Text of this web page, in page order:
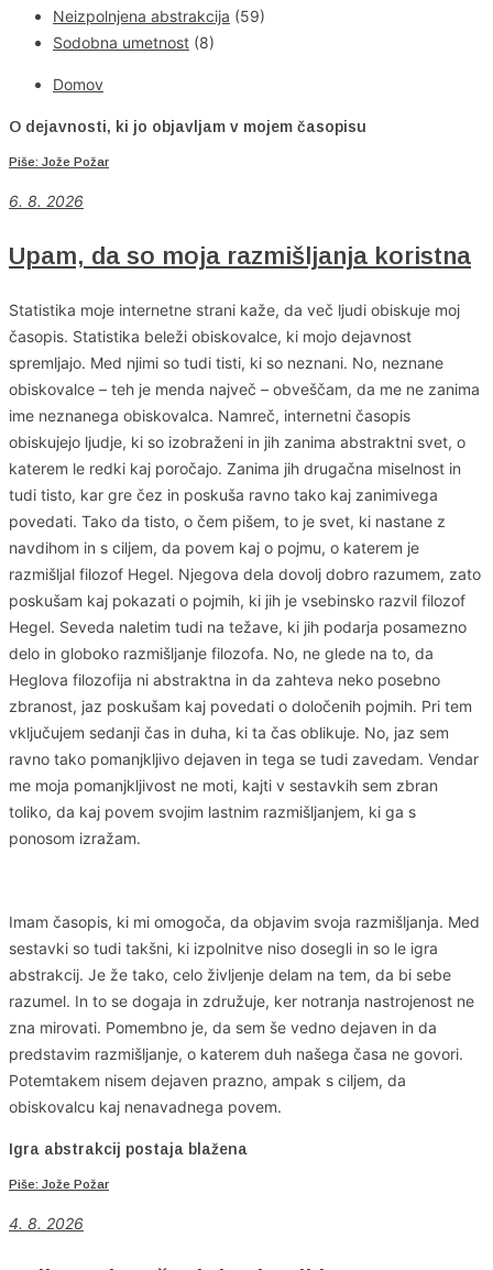
Neizpolnjena abstrakcija (59)
Sodobna umetnost (8)
Domov
O dejavnosti, ki jo objavljam v mojem časopisu
Piše: Jože Požar
6. 8. 2026
Upam, da so moja razmišljanja koristna
Statistika moje internetne strani kaže, da več ljudi obiskuje moj
časopis. Statistika beleži obiskovalce, ki mojo dejavnost
spremljajo. Med njimi so tudi tisti, ki so neznani. No, neznane
obiskovalce – teh je menda največ – obveščam, da me ne zanima
ime neznanega obiskovalca. Namreč, internetni časopis
obiskujejo ljudje, ki so izobraženi in jih zanima abstraktni svet, o
katerem le redki kaj poročajo. Zanima jih drugačna miselnost in
tudi tisto, kar gre čez in poskuša ravno tako kaj zanimivega
povedati. Tako da tisto, o čem pišem, to je svet, ki nastane z
navdihom in s ciljem, da povem kaj o pojmu, o katerem je
razmišljal filozof Hegel. Njegova dela dovolj dobro razumem, zato
poskušam kaj pokazati o pojmih, ki jih je vsebinsko razvil filozof
Hegel. Seveda naletim tudi na težave, ki jih podarja posamezno
delo in globoko razmišljanje filozofa. No, ne glede na to, da
Heglova filozofija ni abstraktna in da zahteva neko posebno
zbranost, jaz poskušam kaj povedati o določenih pojmih. Pri tem
vključujem sedanji čas in duha, ki ta čas oblikuje. No, jaz sem
ravno tako pomanjkljivo dejaven in tega se tudi zavedam. Vendar
me moja pomanjkljivost ne moti, kajti v sestavkih sem zbran
toliko, da kaj povem svojim lastnim razmišljanjem, ki ga s
ponosom izražam.
Imam časopis, ki mi omogoča, da objavim svoja razmišljanja. Med
sestavki so tudi takšni, ki izpolnitve niso dosegli in so le igra
abstrakcij. Je že tako, celo življenje delam na tem, da bi sebe
razumel. In to se dogaja in združuje, ker notranja nastrojenost ne
zna mirovati. Pomembno je, da sem še vedno dejaven in da
predstavim razmišljanje, o katerem duh našega časa ne govori.
Potemtakem nisem dejaven prazno, ampak s ciljem, da
obiskovalcu kaj nenavadnega povem.
Igra abstrakcij postaja blažena
Piše: Jože Požar
4. 8. 2026